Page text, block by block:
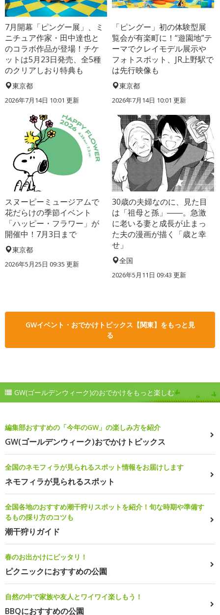
7月開幕「ピングー展」、ミ
ニチュア作家・田中達也と
のコラボ作品が登場！チケ
ットは5月23日発売、全5種
のクリアしおり特典も
東京都
2026年7月14日 10:01 更新
「ピングー」初の体験型展
覧会が有楽町に！“遊園地”テ
ーマでクレイモデル展示や
フォトスポット、JR上野駅で
は先行映像も
東京都
2026年7月14日 10:01 更新
スヌーピーミュージアムで
花だらけの季節イベント
「ハッピー・フラワー」が
開催中！7月3日まで
東京都
2026年5月25日 09:35 更新
30歳の夫婦なのに、見た目
は「祖母と孫」――。急激
に老いる妻と成長が止まっ
た夫の漫画が描く「歳と幸
せ」
全国
2026年5月11日 09:43 更新
GWイベント・おでかけトピックス【関東】をもっと見
る
GW(ゴールデンウィーク)のおでかけをもっと楽しむ
編集部おすすめの「今年のGW」の楽しみ方を紹介
GW(ゴールデンウィーク)おでかけトピックス
全国のネモフィラが見られるスポット情報をお届けします
ネモフィラが見られるスポット
全国各地のおすすめ潮干狩りスポットを紹介！旬な時期や準備す
るもの採り方のコツも
潮干狩りガイド
春のお出かけにピッタリ！
ピクニックにおすすめの公園
自然の中で家族や友人とワイワイ楽しもう！
BBQにおすすめの公園